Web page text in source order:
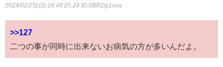
2024/02/25(日) 18:48:25.24 ID:0BRDg1xua
>>127
二つの事が同時に出来ないお病気の方が多いんだよ。